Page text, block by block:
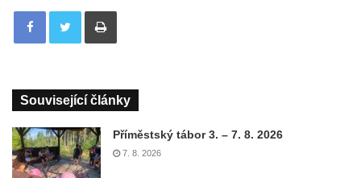
Tisknout
Související články
Příměstský tábor 3. – 7. 8. 2026
7. 8. 2026